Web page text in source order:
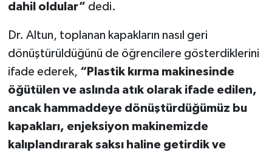
dahil oldular” dedi.
Dr. Altun, toplanan kapakların nasıl geri
dönüştürüldüğünü de öğrencilere gösterdiklerini
ifade ederek, “Plastik kırma makinesinde
öğütülen ve aslında atık olarak ifade edilen,
ancak hammaddeye dönüştürdüğümüz bu
kapakları, enjeksiyon makinemizde
kalıplandırarak saksı haline getirdik ve